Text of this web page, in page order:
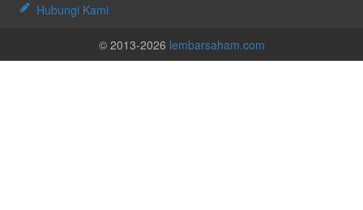
Hubungi Kami
© 2013-2026 lembarsaham.com